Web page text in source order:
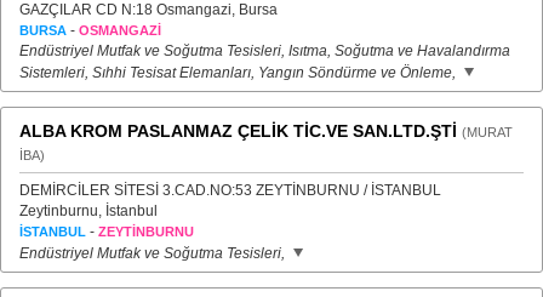
GAZÇILAR CD N:18 Osmangazi, Bursa
BURSA - OSMANGAZİ
Endüstriyel Mutfak ve Soğutma Tesisleri, Isıtma, Soğutma ve Havalandırma
Sistemleri, Sıhhi Tesisat Elemanları, Yangın Söndürme ve Önleme,
ALBA KROM PASLANMAZ ÇELİK TİC.VE SAN.LTD.ŞTİ (MURAT
İBA)
DEMİRCİLER SİTESİ 3.CAD.NO:53 ZEYTİNBURNU / İSTANBUL
Zeytinburnu, İstanbul
İSTANBUL - ZEYTİNBURNU
Endüstriyel Mutfak ve Soğutma Tesisleri,